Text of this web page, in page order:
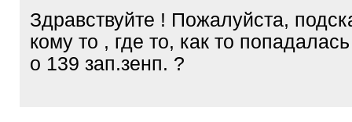
Здравствуйте ! Пожалуйста,
кому то , где то, как то
о 139 зап.зенп. ?